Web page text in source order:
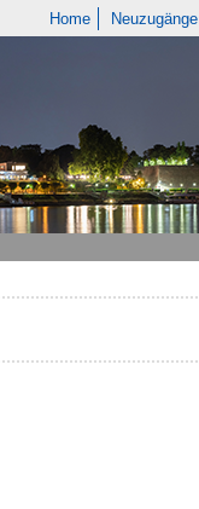
Home Neuzugänge